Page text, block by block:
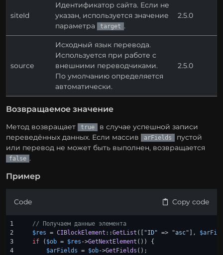
siteId
Идентификатор сайта. Если не
указан, используется значение
параметра
target .
2.5.0
source
Исходный язык перевода.
Используется при работе с
внешними переводчиками.
По умолчанию определяется
автоматически.
2.5.0
Возвращаемое значение
Метод возвращает true
в случае успешной записи
переведённых данных. Если массив
arFields
пустой
или перевод не может быть выполнен, возвращается
false .
Пример
Code Copy code
1
2
3
4
// Получаем данные элемента
$res = CIBlockElement ::GetList ([ "ID" => "asc" ],
if ( $ob = $res ->GetNextElement ()) {
$arFields = $ob->GetFields ();